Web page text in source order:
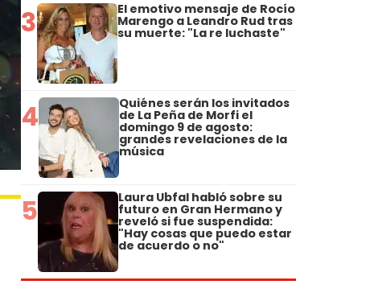
3 El emotivo mensaje de Rocío
Marengo a Leandro Rud tras
su muerte: "La re luchaste"
4 Quiénes serán los invitados
de La Peña de Morfi el
domingo 9 de agosto:
grandes revelaciones de la
música
5 Laura Ubfal habló sobre su
futuro en Gran Hermano y
reveló si fue suspendida:
"Hay cosas que puedo estar
de acuerdo o no"